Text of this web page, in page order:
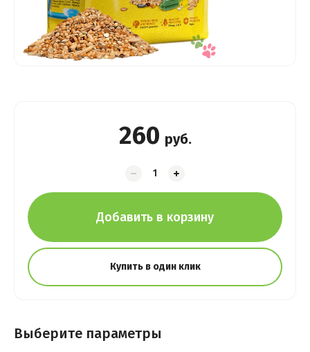
260 руб.
Добавить в корзину
Купить в один клик
Выберите параметры